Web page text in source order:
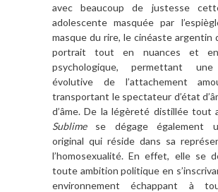
avec beaucoup de justesse
adolescente masquée par
masque du rire, le cinéaste argentin
portrait tout en nuances et
psychologique, permettant
évolutive de l’attachement
transportant le spectateur d’état
d’âme. De la légèreté distillée tout
Sublimese dégage également
original qui réside dans sa
l’homosexualité. En effet, elle se
toute ambition politique en
environnement échappant à